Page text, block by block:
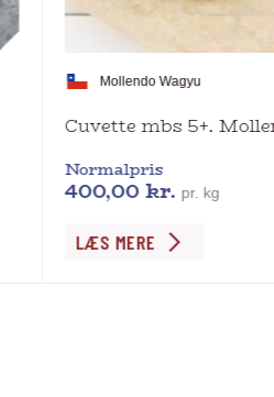
Mollendo Wagyu
Cuvette mbs 5+.
Normalpris
400,00kr. pr. kg
Dette
LÆS MERE